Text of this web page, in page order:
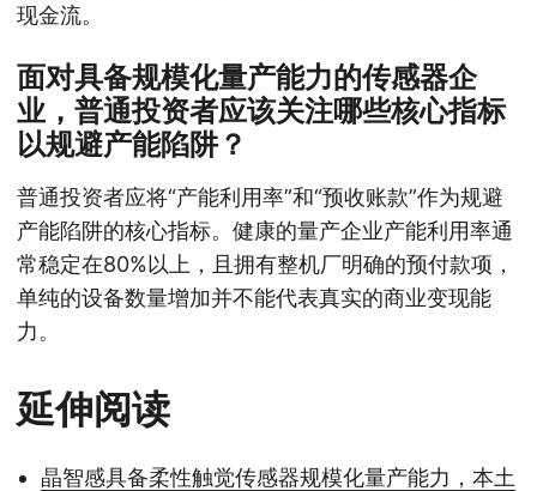
现金流。
面对具备规模化量产能力的传感器企
业，普通投资者应该关注哪些核心指标
以规避产能陷阱？
普通投资者应将“产能利用率”和“预收账款”作为规避
产能陷阱的核心指标。健康的量产企业产能利用率通
常稳定在80%以上，且拥有整机厂明确的预付款项，
单纯的设备数量增加并不能代表真实的商业变现能
力。
延伸阅读
晶智感具备柔性触觉传感器规模化量产能力，本土